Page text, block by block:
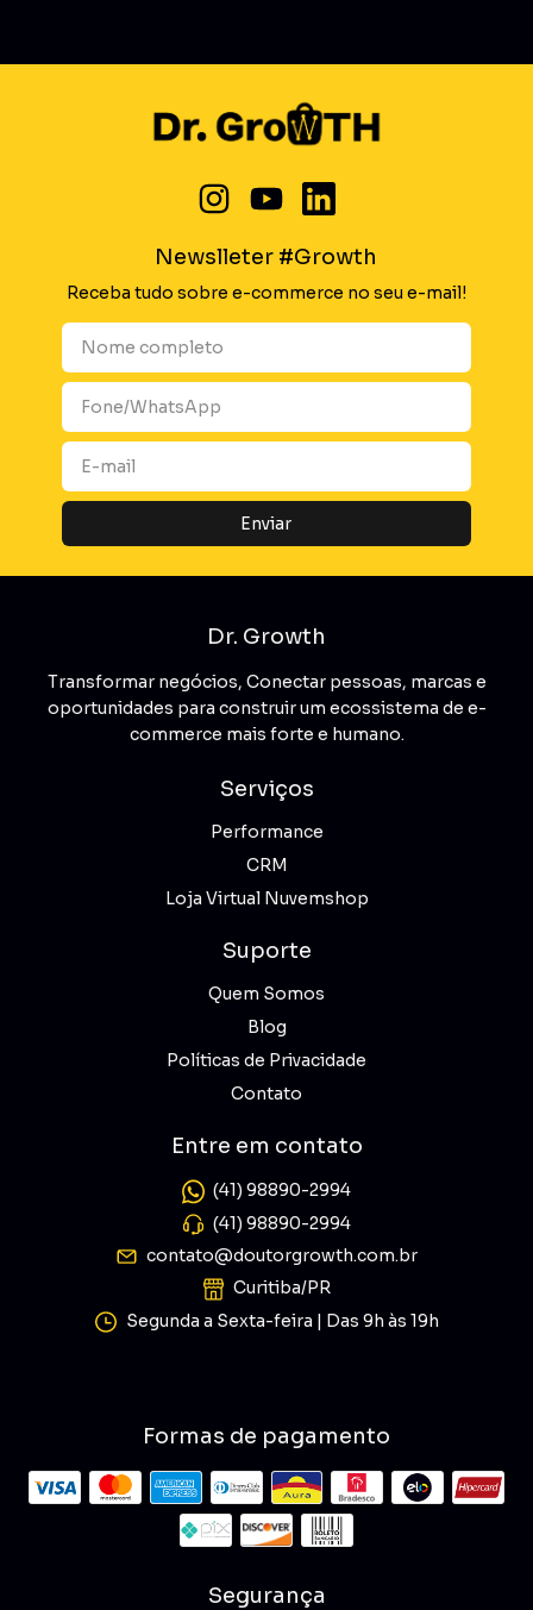
Newslleter #Growth
Receba tudo sobre e-commerce no seu e-mail!
Dr. Growth
Transformar negócios, Conectar pessoas, marcas e
oportunidades para construir um ecossistema de e-
commerce mais forte e humano.
Serviços
Performance
CRM
Loja Virtual Nuvemshop
Suporte
Quem Somos
Blog
Políticas de Privacidade
Contato
Entre em contato
(41) 98890-2994
(41) 98890-2994
contato@doutorgrowth.com.br
Curitiba/PR
Segunda a Sexta-feira | Das 9h às 19h
Formas de pagamento
Segurança